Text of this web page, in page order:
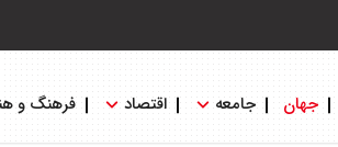
جهان جامعه اقتصاد فرهنگ و